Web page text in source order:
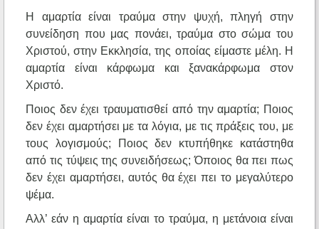
Η αμαρτία είναι τραύμα στην ψυχή, πληγή στην
συνείδηση που μας πονάει, τραύμα στο σώμα του
Χριστού, στην Εκκλησία, της οποίας είμαστε μέλη. Η
αμαρτία είναι κάρφωμα και ξανακάρφωμα στον
Χριστό.
Ποιος δεν έχει τραυματισθεί από την αμαρτία; Ποιος
δεν έχει αμαρτήσει με τα λόγια, με τις πράξεις του, με
τους λογισμούς; Ποιος δεν κτυπήθηκε κατάστηθα
από τις τύψεις της συνειδήσεως; Όποιος θα πει πως
δεν έχει αμαρτήσει, αυτός θα έχει πει το μεγαλύτερο
ψέμα.
Αλλ’ εάν η αμαρτία είναι το τραύμα, η μετάνοια είναι